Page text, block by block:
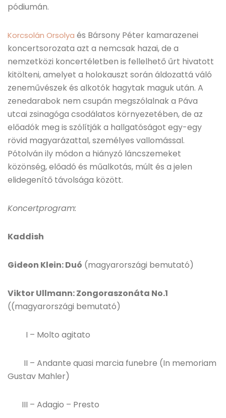
pódiumán.
Korcsolán Orsolya és Bársony Péter kamarazenei
koncertsorozata azt a nemcsak hazai, de a
nemzetközi koncertéletben is fellelhető űrt hivatott
kitölteni, amelyet a holokauszt során áldozattá váló
zeneművészek és alkotók hagytak maguk után. A
zenedarabok nem csupán megszólalnak a Páva
utcai zsinagóga csodálatos környezetében, de az
előadók meg is szólítják a hallgatóságot egy-egy
rövid magyarázattal, személyes vallomással.
Pótolván ily módon a hiányzó láncszemeket
közönség, előadó és műalkotás, múlt és a jelen
elidegenítő távolsága között.
Koncertprogram:
Kaddish
Gideon Klein: Duó (magyarországi bemutató)
Viktor Ullmann: Zongoraszonáta No.1
((magyarországi bemutató)
I – Molto agitato
II – Andante quasi marcia funebre (In memoriam
Gustav Mahler)
III – Adagio – Presto